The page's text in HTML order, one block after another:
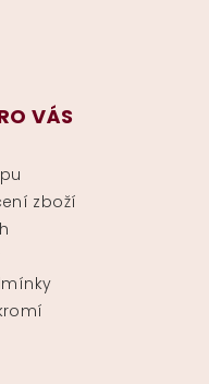
VÁS
zboží